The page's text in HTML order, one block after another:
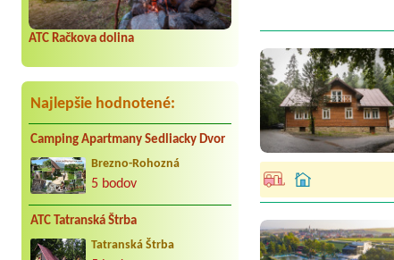
ATC Račkova dolina
Najlepšie hodnotené:
Camping Apartmany Sedliacky Dvor
Brezno-Rohozná
5 bodov
ATC Tatranská Štrba
Tatranská Štrba